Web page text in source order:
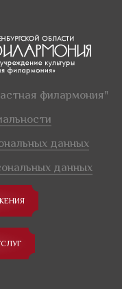
филармония"
данных
данных